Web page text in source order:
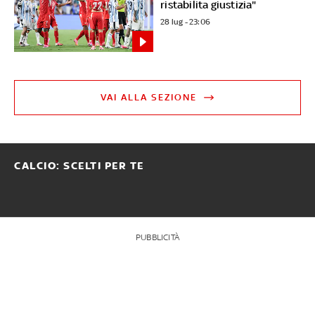
ristabilita giustizia"
28 lug - 23:06
VAI ALLA SEZIONE
CALCIO: SCELTI PER TE
PUBBLICITÀ